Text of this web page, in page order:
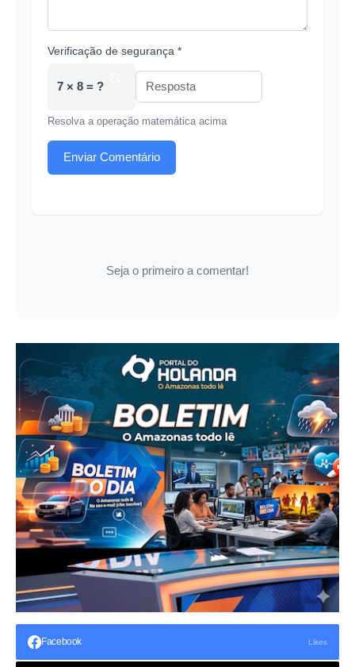
Verificação de segurança *
7 × 8 = ?
Resolva a operação matemática acima
Enviar Comentário
Seja o primeiro a comentar!
Facebook Likes